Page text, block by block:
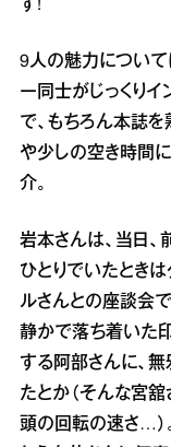
す!
9人の魅力について
ー同士がじっくりイ
で、もちろん本誌
や少しの空き時間
介。
岩本さんは、当日、
ひとりでいたとき
ルさんとの座談会
静かで落ち着いた
する阿部さんに、
たとか（そんな宮舘
頭の回転の速さ…）